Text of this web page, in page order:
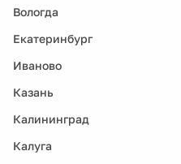
Вологда
Екатеринбург
Иваново
Казань
Калининград
Калуга